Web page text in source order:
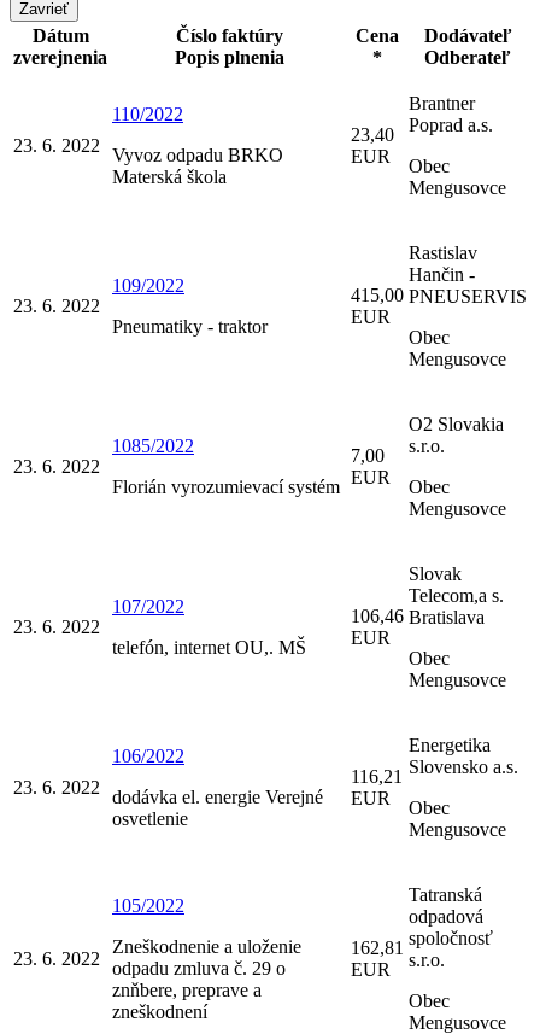
Zavrieť
Dátum
zverejnenia
Číslo faktúry
Popis plnenia
Cena
*
Dodávateľ
Odberateľ
23. 6. 2022
110/2022
Vyvoz odpadu BRKO
Materská škola
23,40
EUR
Brantner
Poprad a.s.
Obec
Mengusovce
23. 6. 2022
109/2022
Pneumatiky - traktor
415,00
EUR
Rastislav
Hančin -
PNEUSERVIS
Obec
Mengusovce
23. 6. 2022
1085/2022
Florián vyrozumievací systém
7,00
EUR
O2 Slovakia
s.r.o.
Obec
Mengusovce
23. 6. 2022
107/2022
telefón, internet OU,. MŠ
106,46
EUR
Slovak
Telecom,a s.
Bratislava
Obec
Mengusovce
23. 6. 2022
106/2022
dodávka el. energie Verejné
osvetlenie
116,21
EUR
Energetika
Slovensko a.s.
Obec
Mengusovce
23. 6. 2022
105/2022
Zneškodnenie a uloženie
odpadu zmluva č. 29 o
znňbere, preprave a
zneškodnení
162,81
EUR
Tatranská
odpadová
spoločnosť
s.r.o.
Obec
Mengusovce